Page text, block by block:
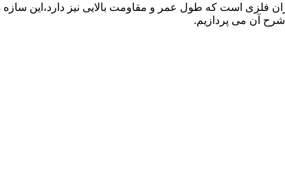
فلزی است که طول عمر و مقاومت بالایی نیز دارد،این
شرح آن می پردازیم.